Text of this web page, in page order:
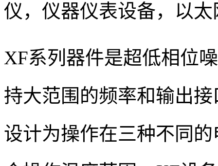
仪，仪器仪表设备，以
XF系列器件是超低相位
持大范围的频率和输出
设计为操作在三种不同